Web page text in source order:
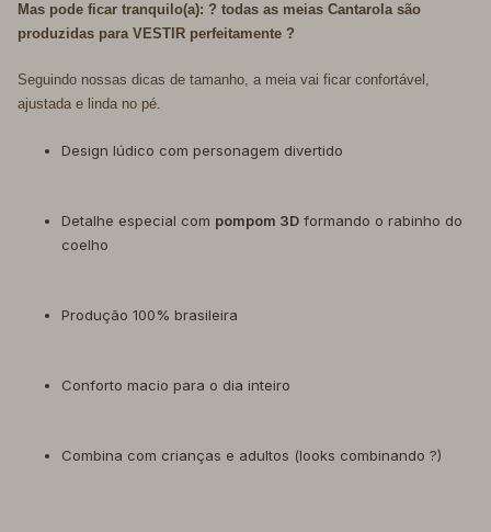
Mas pode ficar tranquilo(a): ? todas as meias Cantarola são
produzidas para VESTIR perfeitamente ?
Seguindo nossas dicas de tamanho, a meia vai ficar confortável,
ajustada e linda no pé.
Design lúdico com personagem divertido
Detalhe especial com pompom 3D formando o rabinho do
coelho
Produção 100% brasileira
Conforto macio para o dia inteiro
Combina com crianças e adultos (looks combinando ?)